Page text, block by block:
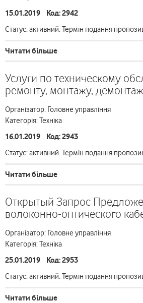
15.01.2019 Код: 2942
Статус: активний. Термін подання
Читати більше
Услуги по техническому
ремонту, монтажу,
Організатор: Головне управління
Категорія: Техніка
16.01.2019 Код: 2943
Статус: активний. Термін подання
Читати більше
Открытый Запрос
волоконно-оптического
Організатор: Головне управління
Категорія: Техніка
25.01.2019 Код: 2953
Статус: активний. Термін подання
Читати більше